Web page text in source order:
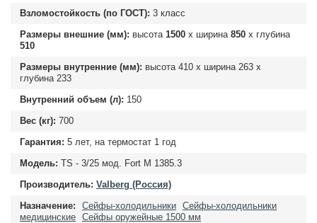
Взломостойкость (по ГОСТ): 3 класс
Размеры внешние (мм): высота 1500 х ширина 850 х глубина
510
Размеры внутренние (мм): высота 410 х ширина 263 х
глубина 233
Внутренний объем (л): 150
Вес (кг): 700
Гарантия: 5 лет, на термостат 1 год
Модель: TS - 3/25 мод. Fort М 1385.3
Производитель: Valberg (Россия)
Назначение:
Сейфы-холодильники Сейфы-холодильники
медицинские Сейфы оружейные 1500 мм